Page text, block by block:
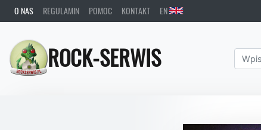
O NAS REGULAMIN POMOC KONTAKT EN
ROCK-SERWIS